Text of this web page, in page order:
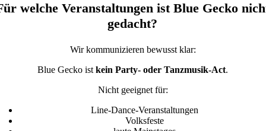
welche Veranstaltungen ist Blue Gecko
gedacht?
Wir kommunizieren bewusst klar:
Blue Gecko ist kein Party- oder Tanzmusik-Act.
Nicht geeignet für:
Line-Dance-Veranstaltungen
Volksfeste